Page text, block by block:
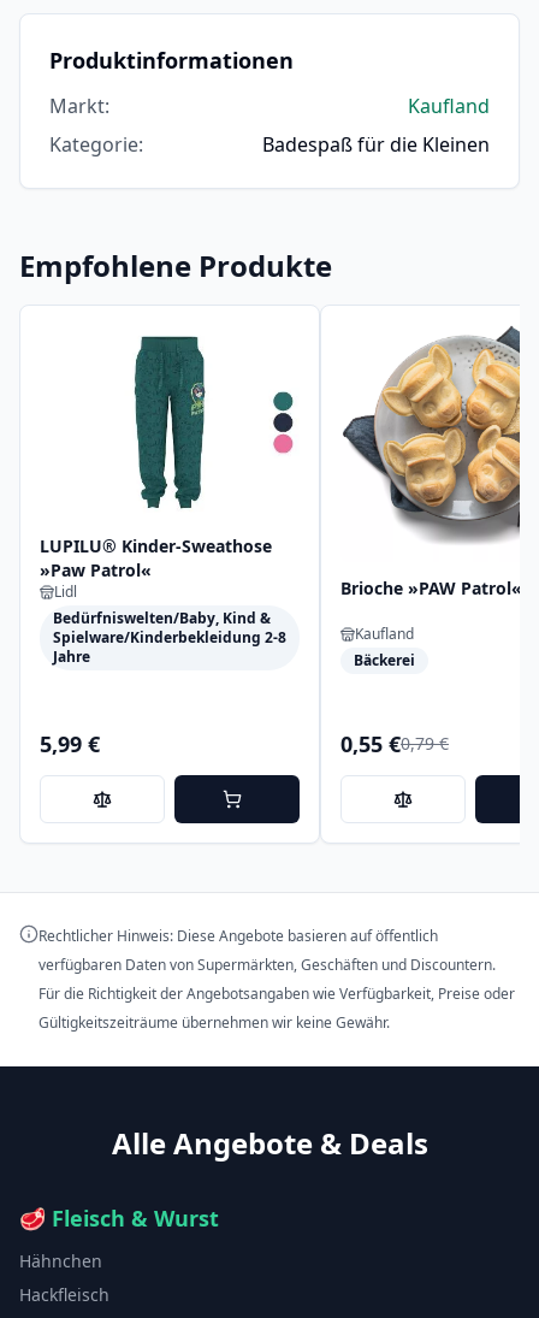
Produktinformationen
Markt:
Kaufland
Kategorie: Badespaß für die Kleinen
Empfohlene Produkte
LUPILU® Kinder-Sweathose
»Paw Patrol«
Lidl
Bedürfniswelten/Baby, Kind &
Spielware/Kinderbekleidung 2-8
Jahre
5,99 €
Brioche »PAW Patrol«
Kaufland
Bäckerei
0,55 €0,79 €
Rechtlicher Hinweis: Diese Angebote basieren auf öffentlich
verfügbaren Daten von Supermärkten, Geschäften und Discountern.
Für die Richtigkeit der Angebotsangaben wie Verfügbarkeit, Preise oder
Gültigkeitszeiträume übernehmen wir keine Gewähr.
Alle Angebote & Deals
🥩 Fleisch & Wurst
Hähnchen
Hackfleisch